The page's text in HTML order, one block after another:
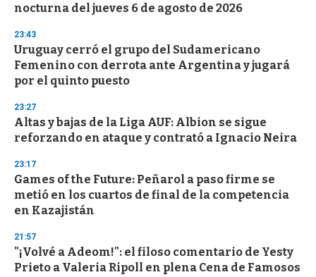
nocturna del jueves 6 de agosto de 2026
23:43
Uruguay cerró el grupo del Sudamericano
Femenino con derrota ante Argentina y jugará
por el quinto puesto
23:27
Altas y bajas de la Liga AUF: Albion se sigue
reforzando en ataque y contrató a Ignacio Neira
23:17
Games of the Future: Peñarol a paso firme se
metió en los cuartos de final de la competencia
en Kazajistán
21:57
"¡Volvé a Adeom!": el filoso comentario de Yesty
Prieto a Valeria Ripoll en plena Cena de Famosos